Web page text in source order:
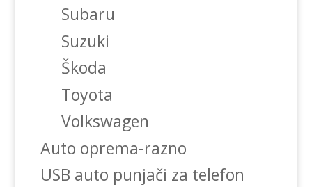
Subaru
Suzuki
Škoda
Toyota
Volkswagen
Auto oprema-razno
USB auto punjači za telefon